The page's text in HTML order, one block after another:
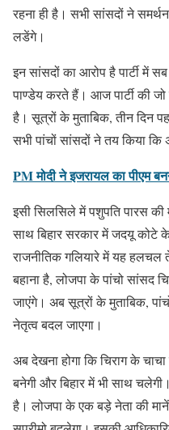
रहना ही है। सभी सांसदों ने
लडेंगे।
इन सांसदों का आरोप है पार्टी में
पाण्डेय करते हैं। आज पार्टी की जो
है। सूत्रों के मुताबिक, तीन दिन
सभी पांचों सांसदों ने तय किया
PM मोदी ने इजरायल का पीएम
इसी सिलसिले में पशुपति पारस
साथ बिहार सरकार में जदयू कोटे
राजनीतिक गलियारे में यह हलचल
बहाना है, लोजपा के पांचो सांसद
जाएंगे। अब सूत्रों के मुताबिक,
नेतृत्व बदल जाएगा।
अब देखना होगा कि चिराग के
बनेगी और बिहार में भी साथ
है। लोजपा के एक बड़े नेता की